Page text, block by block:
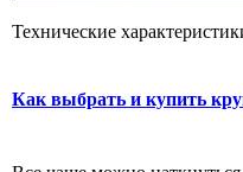
Технические
Как выбрать и купить